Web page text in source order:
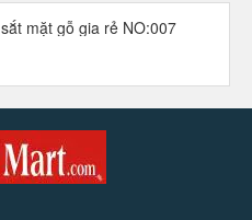
mặt gỗ gia rẻ NO:007